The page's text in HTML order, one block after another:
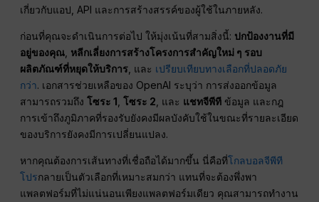
เกี่ยวกับแอป, API และการสร้างสรรค์ของผู้ใช้ในภายหลัง.
ก่อนที่คุณจะดำเนินการต่อไป ให้มุ่งเน้นที่สามสิ่งนี้: ปกป้องงานที่มี
อยู่ของคุณ หลีกเลี่ยงการสร้างโครงการสำคัญใหม่ ๆ รอบ
ผลิตภัณฑ์ที่หยุดให้บริการ , และ เปรียบเทียบทางเลือกที่ปลอดภัย
กว่า. เอกสารช่วยเหลือของ OpenAI ระบุว่า การส่งออกข้อมูล
สามารถรวมถึงโซระ 1 ,โซระ 2 , และ แชทจีพีที ข้อมูล และกฎ
การเข้าถึงภูมิภาคที่รองรับยังคงมีผลบังคับใช้ในขณะที่รายละเอียด
ของบริการยังคงมีการเปลี่ยนแปลง.
หากคุณต้องการเส้นทางที่เชื่อถือได้มากขึ้น นี่คือที่โกลบอลจีพีที
โปรกลายเป็นตัวเลือกที่เหมาะสมกว่า แทนที่จะต้องพึ่งพา
แพลตฟอร์มที่ไม่แน่นอนเพียงแพลตฟอร์มเดียว คุณสามารถทำงาน